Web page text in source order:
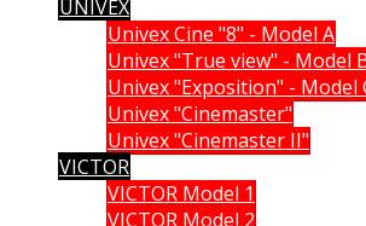
UNIVEX
Univex Cine "8" - Model A
Univex "True view" - Model
Univex "Exposition" - Model
Univex "Cinemaster"
Univex "Cinemaster II"
VICTOR
VICTOR Model 1
VICTOR Model 2